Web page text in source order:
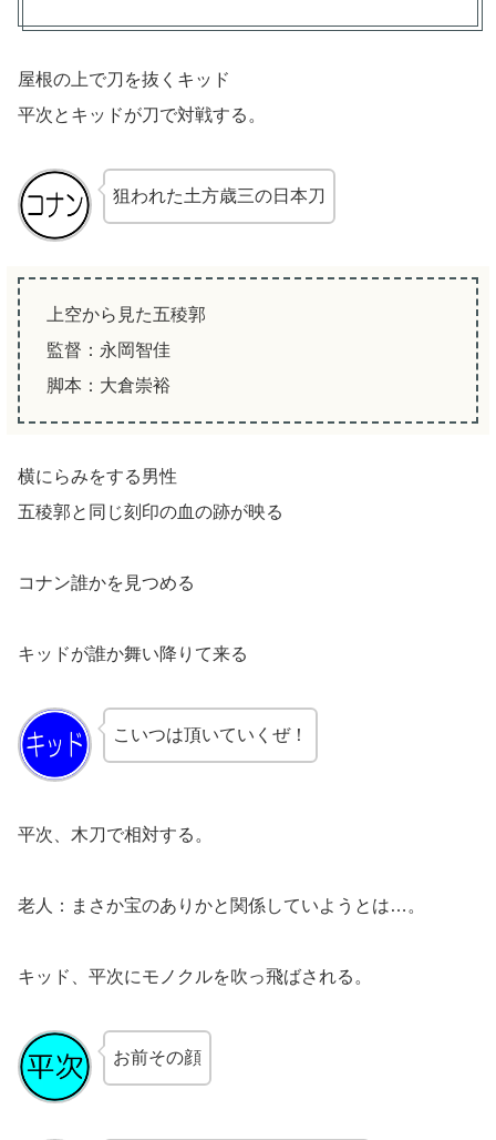
屋根の上で刀を抜くキッド
平次とキッドが刀で対戦する。
狙われた土方歳三の日本刀
上空から見た五稜郭
監督：永岡智佳
脚本：大倉崇裕
横にらみをする男性
五稜郭と同じ刻印の血の跡が映る
コナン誰かを見つめる
キッドが誰か舞い降りて来る
こいつは頂いていくぜ！
平次、木刀で相対する。
老人：まさか宝のありかと関係していようとは…。
キッド、平次にモノクルを吹っ飛ばされる。
お前その顔